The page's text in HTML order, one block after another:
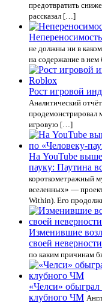
предотвратить
рассказал […]
не должны ни в
на содержание в
Рост игровой
Аналитический
продемонстрировал
игровую […]
На YouTube
пауку: Паутина
короткометражный
вселенных» —
Within). Его
Изменившие
своей неверности
по каким причинам
«Челси»
клубного ЧМ